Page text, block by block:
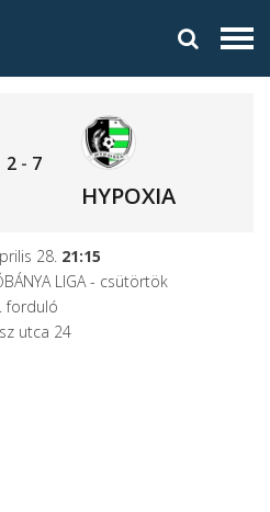
2- 7
HYPOXIA
28. 21:15
LIGA - csütörtök
forduló
utca 24